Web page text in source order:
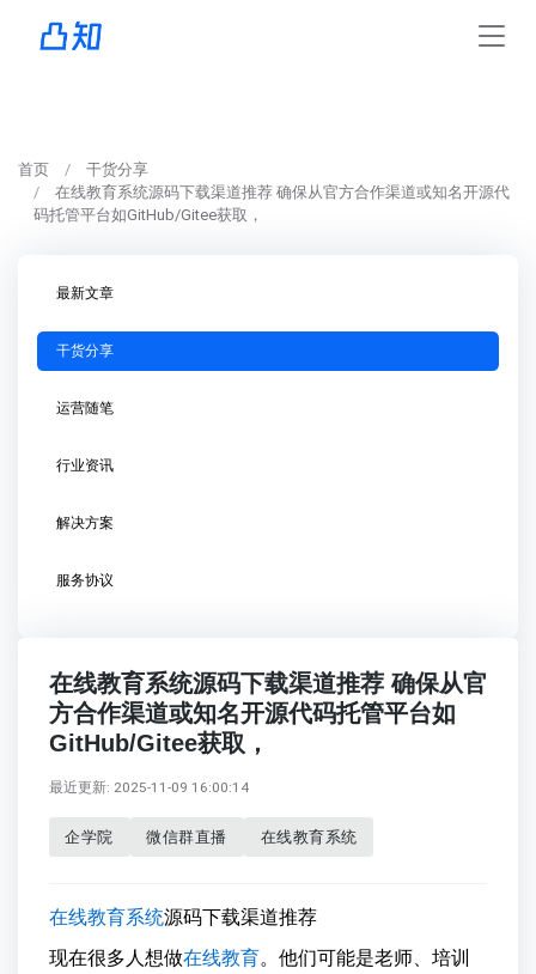
首页
干货分享
在线教育系统源码下载渠道推荐 确保从官方合作渠道或知名开源代
码托管平台如GitHub/Gitee获取，
最新文章
干货分享
运营随笔
行业资讯
解决方案
服务协议
在线教育系统源码下载渠道推荐 确保从官
方合作渠道或知名开源代码托管平台如
GitHub/Gitee获取，
最近更新: 2025-11-09 16:00:14
企学院 微信群直播 在线教育系统
在线教育系统源码下载渠道推荐
现在很多人想做在线教育。他们可能是老师、培训